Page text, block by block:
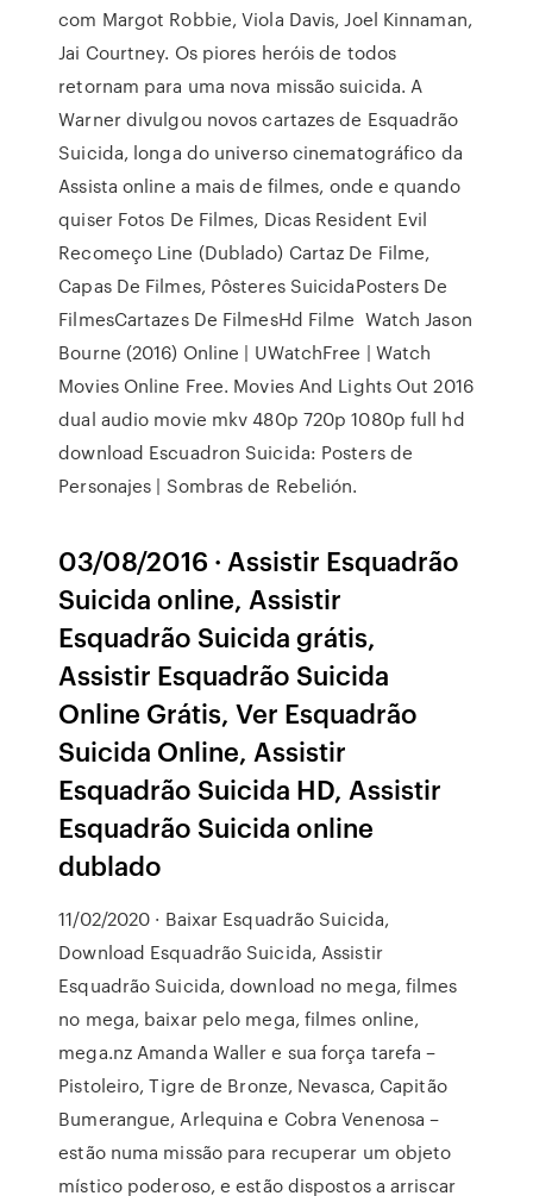
com Margot Robbie, Viola Davis, Joel Kinnaman,
Jai Courtney. Os piores heróis de todos
retornam para uma nova missão suicida. A
Warner divulgou novos cartazes de Esquadrão
Suicida, longa do universo cinematográfico da
Assista online a mais de filmes, onde e quando
quiser Fotos De Filmes, Dicas Resident Evil
Recomeço Line (Dublado) Cartaz De Filme,
Capas De Filmes, Pôsteres SuicidaPosters De
FilmesCartazes De FilmesHd Filme Watch Jason
Bourne (2016) Online | UWatchFree | Watch
Movies Online Free. Movies And Lights Out 2016
dual audio movie mkv 480p 720p 1080p full hd
download Escuadron Suicida: Posters de
Personajes | Sombras de Rebelión.
03/08/2016 · Assistir Esquadrão
Suicida online, Assistir
Esquadrão Suicida grátis,
Assistir Esquadrão Suicida
Online Grátis, Ver Esquadrão
Suicida Online, Assistir
Esquadrão Suicida HD, Assistir
Esquadrão Suicida online
dublado
11/02/2020 · Baixar Esquadrão Suicida,
Download Esquadrão Suicida, Assistir
Esquadrão Suicida, download no mega, filmes
no mega, baixar pelo mega, filmes online,
mega.nz Amanda Waller e sua força tarefa –
Pistoleiro, Tigre de Bronze, Nevasca, Capitão
Bumerangue, Arlequina e Cobra Venenosa –
estão numa missão para recuperar um objeto
místico poderoso, e estão dispostos a arriscar